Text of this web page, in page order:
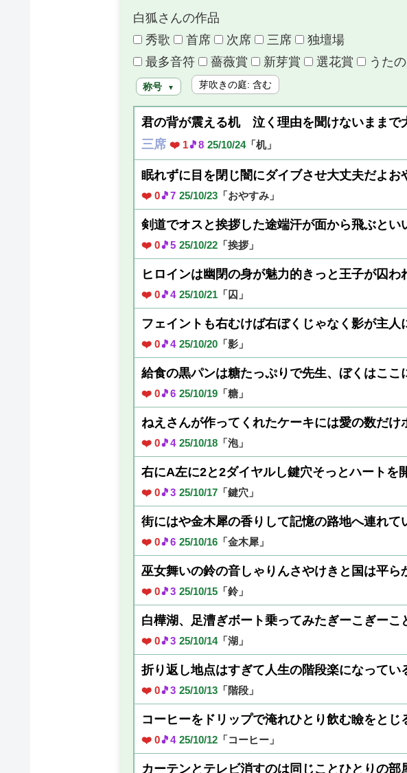
白狐さんの作品
秀歌
首席 次席 三席
独壇場
最多音符
薔薇賞 新芽賞 選花賞 うた
称号 ▼ 芽吹きの庭: 含む
君の背が震える机 泣く理由を聞けないままで
三席 ❤️ 1🎵8 25/10/24「机」
眠れずに目を閉じ闇にダイブさせ大丈夫だよお
❤️ 0🎵7 25/10/23 「おやすみ」
剣道でオスと挨拶した途端汗が面から飛ぶとい
❤️ 0🎵5 25/10/22 「挨拶」
ヒロインは幽閉の身が魅力的きっと王子が囚わ
❤️ 0🎵4 25/10/21 「囚」
フェイントも右むけば右ぼくじゃなく影が主人
❤️ 0🎵4 25/10/20 「影」
給食の黒パンは糖たっぷりで先生、ぼくはここ
❤️ 0🎵6 25/10/19 「糖」
ねえさんが作ってくれたケーキには愛の数だけ
❤️ 0🎵4 25/10/18 「泡」
右にA左に2と2ダイヤルし鍵穴そっとハートを
❤️ 0🎵3 25/10/17 「鍵穴」
街にはや金木犀の香りして記憶の路地へ連れて
❤️ 0🎵6 25/10/16 「金木犀」
巫女舞いの鈴の音しゃりんさやけきと国は平ら
❤️ 0🎵3 25/10/15 「鈴」
白樺湖、足漕ぎボート乗ってみたぎーこぎーこ
❤️ 0🎵3 25/10/14「湖」
折り返し地点はすぎて人生の階段楽になってい
❤️ 0🎵3 25/10/13 「階段」
コーヒーをドリップで淹れひとり飲む瞼をとじ
❤️ 0🎵4 25/10/12 「コーヒー」
カーテンとテレビ消すのは同じことひとりの部